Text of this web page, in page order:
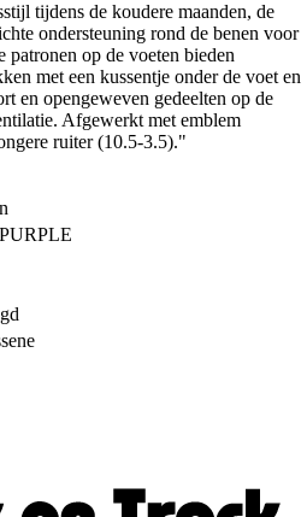
tijdens de koudere maanden, de
ondersteuning rond de benen voor
op de voeten bieden
met een kussentje onder de voet en
en opengeweven gedeelten op de
Afgewerkt met emblem
ruiter (10.5-3.5)."